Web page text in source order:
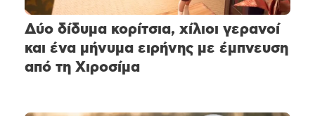
Δύο δίδυμα κορίτσια, χίλιοι γερανοί
και ένα μήνυμα ειρήνης με έμπνευση
από τη Χιροσίμα